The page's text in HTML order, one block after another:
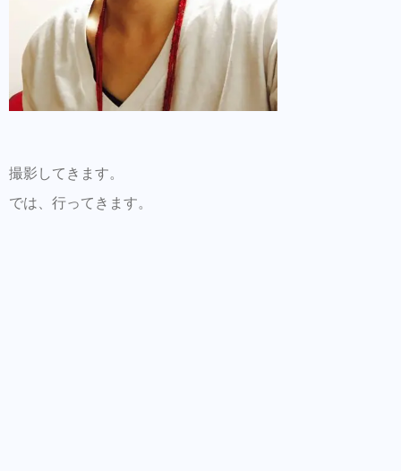
撮影してきます。
では、行ってきます。